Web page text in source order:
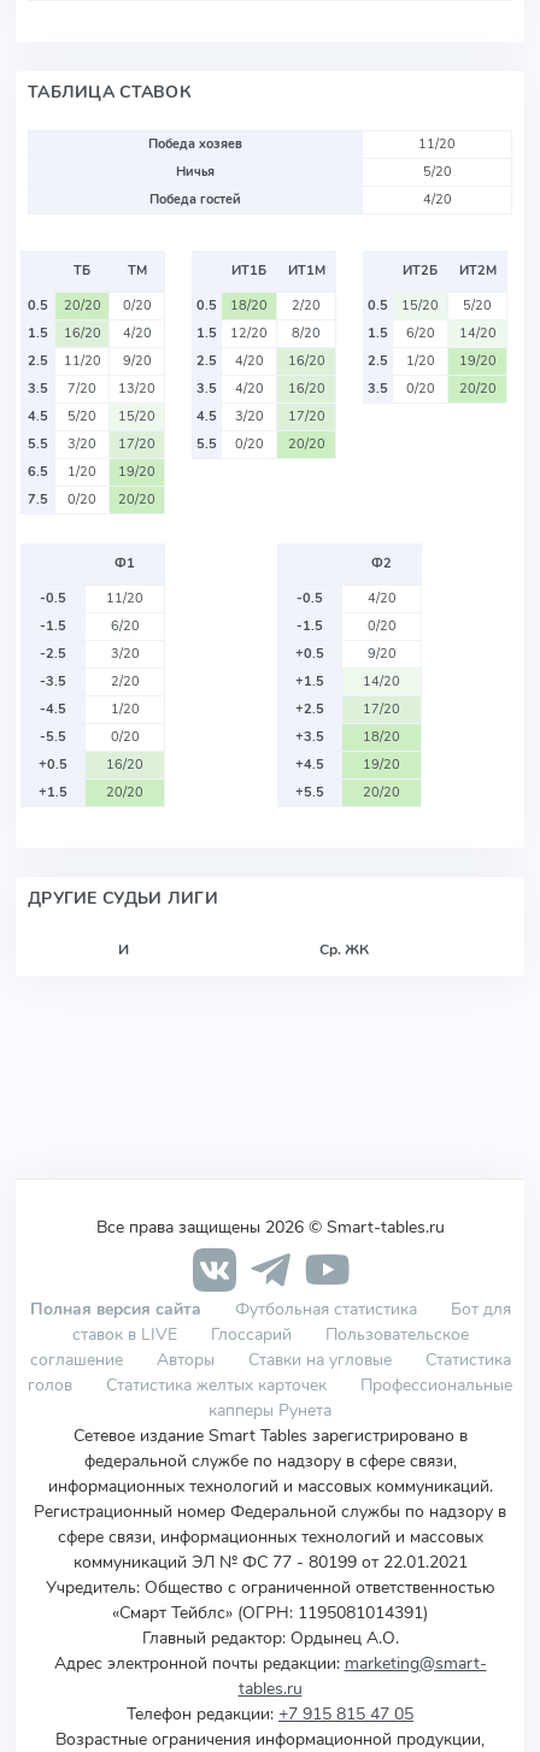
ТАБЛИЦА СТАВОК
Победа хозяев
11/20
Ничья
5/20
Победа гостей
4/20
ТБ
ТМ
0.5
20/20
0/20
1.5
16/20
4/20
2.5
11/20
9/20
3.5
7/20
13/20
4.5
5/20
15/20
5.5
3/20
17/20
6.5
1/20
19/20
7.5
0/20 20/20
ИТ1Б
ИТ1М
0.5
18/20
2/20
1.5
12/20
8/20
2.5
4/20
16/20
3.5
4/20
16/20
4.5
3/20
17/20
5.5
0/20 20/20
ИТ2Б
ИТ2М
0.5
15/20
5/20
1.5
6/20
14/20
2.5
1/20
19/20
3.5
0/20 20/20
Ф1
-0.5
11/20
-1.5
6/20
-2.5
3/20
-3.5
2/20
-4.5
1/20
-5.5
0/20
+0.5
16/20
+1.5
20/20
Ф2
-0.5
4/20
-1.5
0/20
+0.5
9/20
+1.5
14/20
+2.5
17/20
+3.5
18/20
+4.5
19/20
+5.5
20/20
ДРУГИЕ СУДЬИ ЛИГИ
И Ср. ЖК
Все права защищены 2026 © Smart-tables.ru
Полная версия сайта Футбольная статистика
Бот для
ставок в LIVE
Глоссарий
Пользовательское
соглашение
Авторы Ставки на угловые
Статистика
голов
Статистика желтых карточек
Профессиональные
капперы Рунета
Сетевое издание Smart Tables зарегистрировано в
федеральной службе по надзору в сфере связи,
информационных технологий и массовых коммуникаций.
Регистрационный номер Федеральной службы по надзору в
сфере связи, информационных технологий и массовых
коммуникаций ЭЛ № ФС 77 - 80199 от 22.01.2021
Учредитель: Общество с ограниченной ответственностью
«Смарт Тейблс» (ОГРН: 1195081014391)
Главный редактор: Ордынец А.О.
Адрес электронной почты редакции: marketing@smart-
tables.ru
Телефон редакции: +7 915 815 47 05
Возрастные ограничения информационной продукции,